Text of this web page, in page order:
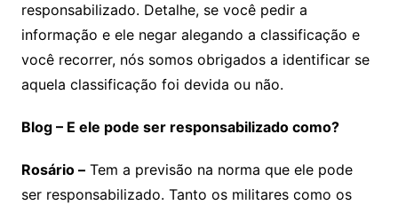
responsabilizado. Detalhe, se você pedir a
informação e ele negar alegando a classificação e
você recorrer, nós somos obrigados a identificar se
aquela classificação foi devida ou não.
Blog – E ele pode ser responsabilizado como?
Rosário –Tem a previsão na norma que ele pode
ser responsabilizado. Tanto os militares como os